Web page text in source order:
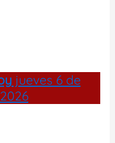
jueves 6 de